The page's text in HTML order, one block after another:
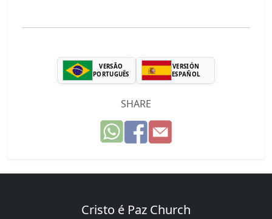
VERSÃO
PORTUGUÊS
VERSIÓN
ESPAÑOL
SHARE
Cristo é Paz Church